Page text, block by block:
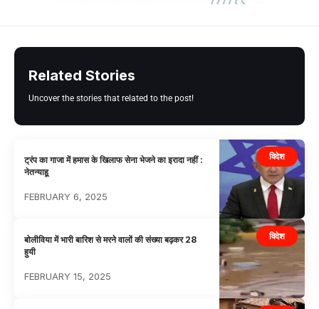
Related Stories
Uncover the stories that related to the post!
विदेश
ट्रंप का गाजा में हमास के खिलाफ सेना भेजने का इरादा नहीं :
नेतन्याहू
FEBRUARY 6, 2025
विदेश
बोलीविया में भारी बारिश से मरने वालों की संख्या बढ़कर 28
हुयी
FEBRUARY 15, 2025